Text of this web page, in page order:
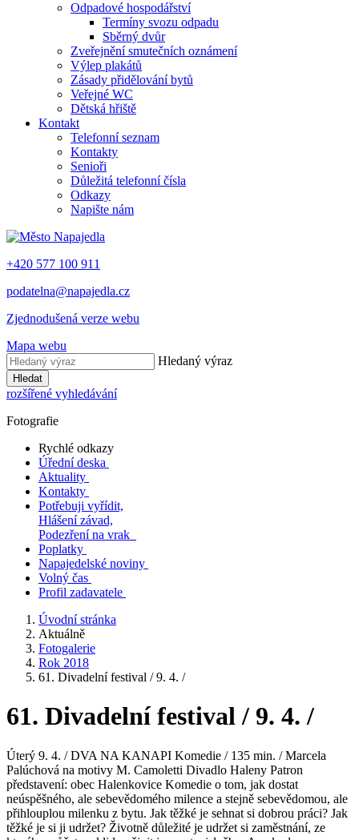
Odpadové hospodářství
Termíny svozu odpadu
Sběrný dvůr
Zveřejnění smutečních oznámení
Výlep plakátů
Zásady přidělování bytů
Veřejné WC
Dětská hřiště
Kontakt
Telefonní seznam
Kontakty
Senioři
Důležitá telefonní čísla
Odkazy
Napište nám
+420 577 100 911
podatelna@napajedla.cz
Zjednodušená verze webu
Mapa webu
Hledaný výraz
Hledat
rozšířené vyhledávání
Fotografie
Rychlé odkazy
Úřední deska
Aktuality
Kontakty
Potřebuji vyřídit,
Hlášení závad,
Podezření na vrak
Poplatky
Napajedelské noviny
Volný čas
Profil zadavatele
Úvodní stránka
Aktuálně
Fotogalerie
Rok 2018
61. Divadelní festival / 9. 4. /
61. Divadelní festival / 9. 4. /
Úterý 9. 4. / DVA NA KANAPI Komedie / 135 min. / Marcela
Palúchová na motivy M. Camoletti Divadlo Haleny Patron
představení: obec Halenkovice Komedie o tom, jak dostat
neúspěšného, ale sebevědomého milence a stejně sebevědomou, ale
přihlouplou milenku z bytu. Jak těžké je sehnat si dobrou práci? Jak
těžké je si ji udržet? Životně důležité je udržet si zaměstnání, ze